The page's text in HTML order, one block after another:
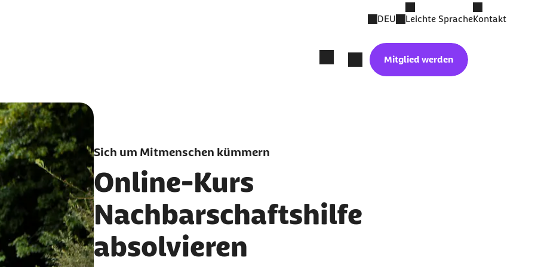
DEU Leichte SpracheKontakt
Mitglied werden
Sich um Mitmenschen kümmern
Online-Kurs
Nachbarschaftshilfe
absolvieren